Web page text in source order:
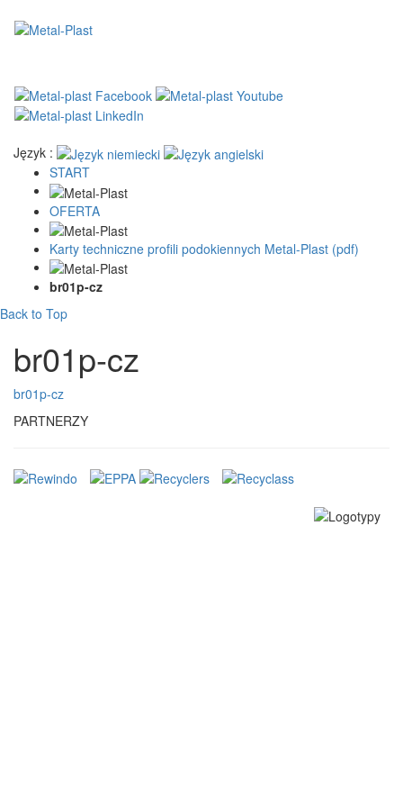
Język :
START
OFERTA
Karty techniczne profili podokiennych Metal-Plast (pdf)
br01p-cz
Back to Top
br01p-cz
br01p-cz
PARTNERZY